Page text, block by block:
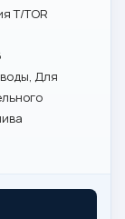
T/TOR
Для